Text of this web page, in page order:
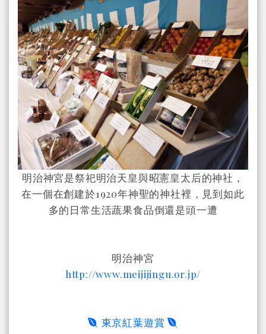
明治神宮是祭祀明治天皇與昭憲皇太后的神社，
在一個在創建於1920年神聖的神社裡，見到如此
多的日常生活蔬果食品倒還是頭一遭
明治神宮
http://www.meijijingu.or.jp/
東京紅葉遊賞